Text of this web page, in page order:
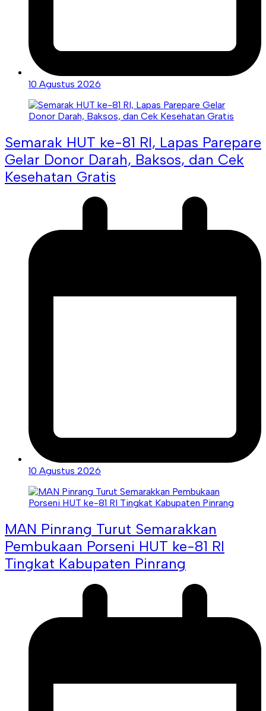
10 Agustus 2026
Semarak HUT ke-81 RI, Lapas Parepare
Gelar Donor Darah, Baksos, dan Cek
Kesehatan Gratis
10 Agustus 2026
MAN Pinrang Turut Semarakkan
Pembukaan Porseni HUT ke-81 RI
Tingkat Kabupaten Pinrang